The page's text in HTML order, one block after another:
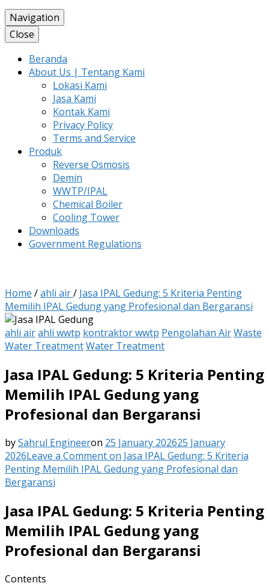
Navigation
Close
Beranda
About Us | Tentang Kami
Lokasi Kami
Jasa Kami
Kontak Kami
Privacy Policy
Terms and Service
Produk
Reverse Osmosis
Demin
WWTP/IPAL
Chemical Boiler
Cooling Tower
Downloads
Government Regulations
Home /ahli air/ Jasa IPAL Gedung: 5 Kriteria Penting
Memilih IPAL Gedung yang Profesional dan Bergaransi
ahli airahli wwtp kontraktor wwtp Pengolahan AirWaste
Water TreatmentWater Treatment
Jasa IPAL Gedung: 5 Kriteria Penting
Memilih IPAL Gedung yang
Profesional dan Bergaransi
bySahrul Engineeron 25 January 202625 January
2026Leave a Commenton Jasa IPAL Gedung: 5 Kriteria
Penting Memilih IPAL Gedung yang Profesional dan
Bergaransi
Jasa IPAL Gedung: 5 Kriteria Penting
Memilih IPAL Gedung yang
Profesional dan Bergaransi
Contents